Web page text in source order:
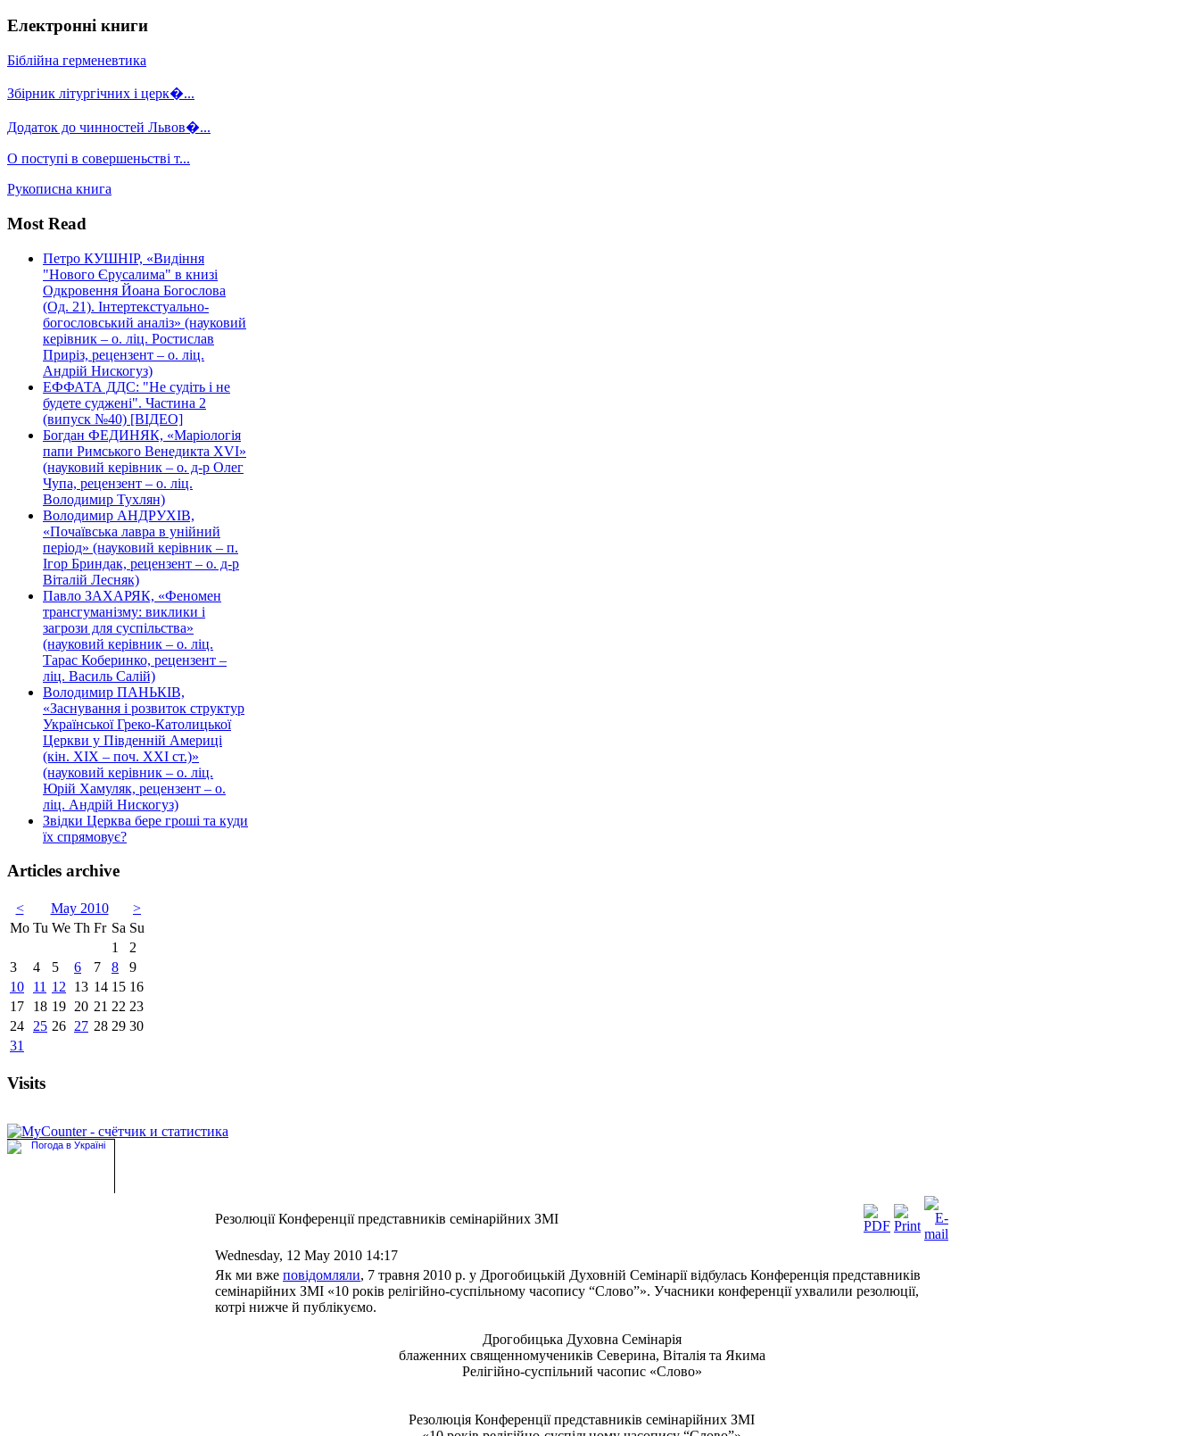
Електронні книги
Біблійна герменевтика
Збірник літургічних і церк�...
Додаток до чинностей Львов�...
О поступі в совершеньстві т...
Рукописна книга
Most Read
Петро КУШНІР, «Видіння
"Нового Єрусалима" в книзі
Одкровення Йоана Богослова
(Од. 21). Інтертекстуально-
богословський аналіз» (науковий
керівник – о. ліц. Ростислав
Приріз, рецензент – о. ліц.
Андрій Нискогуз)
ЕФФАТА ДДС: "Не судіть і не
будете суджені". Частина 2
(випуск №40) [ВІДЕО]
Богдан ФЕДИНЯК, «Маріологія
папи Римського Венедикта XVI»
(науковий керівник – о. д-р Олег
Чупа, рецензент – о. ліц.
Володимир Тухлян)
Володимир АНДРУХІВ,
«Почаївська лавра в унійний
період» (науковий керівник – п.
Ігор Бриндак, рецензент – о. д-р
Віталій Лесняк)
Павло ЗАХАРЯК, «Феномен
трансгуманізму: виклики і
загрози для суспільства»
(науковий керівник – о. ліц.
Тарас Коберинко, рецензент –
ліц. Василь Салій)
Володимир ПАНЬКІВ,
«Заснування і розвиток структур
Української Греко-Католицької
Церкви у Південній Америці
(кін. ХІХ – поч. ХХІ ст.)»
(науковий керівник – о. ліц.
Юрій Хамуляк, рецензент – о.
ліц. Андрій Нискогуз)
Звідки Церква бере гроші та куди
їх спрямовує?
Articles archive
< May 2010
>
Mo Tu We Th Fr Sa Su
1
2
3
4 5 6 7 8
9
10
11 12 13 14 15 16
17
18 19 20 21 22 23
24
25 26 27 28 29 30
31
Visits
Резолюції Конференції представників семінарійних ЗМІ
Wednesday, 12 May 2010 14:17
Як ми вже повідомляли, 7 травня 2010 р. у Дрогобицькій Духовній Семінарії відбулась Конференція представників
семінарійних ЗМІ «10 років релігійно-суспільному часопису “Слово”». Учасники конференції ухвалили резолюції,
котрі нижче й публікуємо.
Дрогобицька Духовна Семінарія
блаженних священномучеників Северина, Віталія та Якима
Релігійно-суспільний часопис «Слово»
Резолюція Конференції представників семінарійних ЗМІ